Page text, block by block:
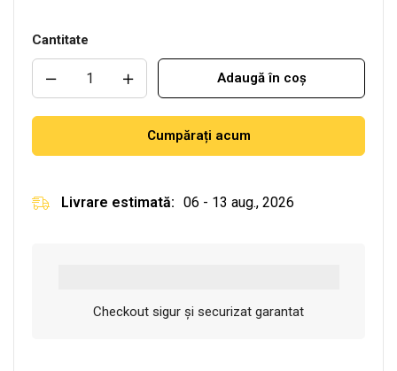
Cantitate
Adaugă în coș
Cumpărați acum
Livrare estimată: 06 - 13 aug., 2026
Checkout sigur și securizat garantat